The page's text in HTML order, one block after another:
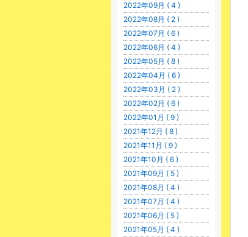
2022年09月 ( 4 )
2022年08月 ( 2 )
2022年07月 ( 6 )
2022年06月 ( 4 )
2022年05月 ( 8 )
2022年04月 ( 6 )
2022年03月 ( 2 )
2022年02月 ( 6 )
2022年01月 ( 9 )
2021年12月 ( 8 )
2021年11月 ( 9 )
2021年10月 ( 6 )
2021年09月 ( 5 )
2021年08月 ( 4 )
2021年07月 ( 4 )
2021年06月 ( 5 )
2021年05月 ( 4 )